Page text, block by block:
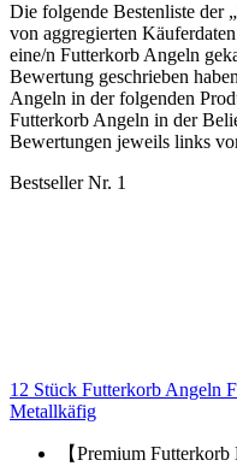
Die folgende Bestenliste der
von aggregierten
eine/n Futterkorb Angeln
Bewertung geschrieben
Angeln in der folgenden
Futterkorb Angeln in der
Bewertungen jeweils links
Bestseller Nr. 1
12 Stück Futterkorb Angeln
Metallkäfig
【Premium